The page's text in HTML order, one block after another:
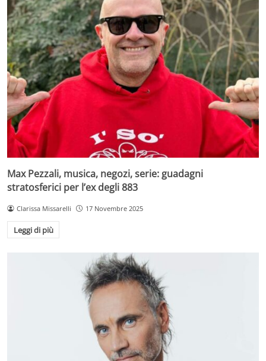
Max Pezzali, musica, negozi, serie: guadagni
stratosferici per l’ex degli 883
Clarissa Missarelli 17 Novembre 2025
Leggi di più